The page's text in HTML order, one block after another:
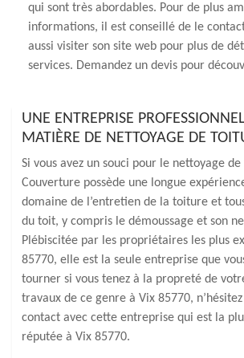
qui sont très abordables. Pour de plus
informations, il est conseillé de le
aussi visiter son site web pour plus de
services. Demandez un devis pour
UNE ENTREPRISE
MATIÈRE DE NETTOYAGE DE
Si vous avez un souci pour le nettoyage
Couverture possède une longue
domaine de l’entretien de la toiture et
du toit, y compris le démoussage et son
Plébiscitée par les propriétaires les plus
85770, elle est la seule entreprise que
tourner si vous tenez à la propreté de
travaux de ce genre à Vix 85770,
contact avec cette entreprise qui est la
réputée à Vix 85770.